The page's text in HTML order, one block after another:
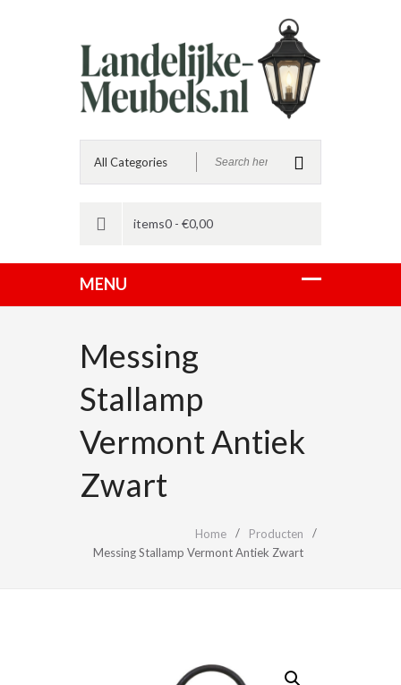
items0 - €0,00
Messing
Stallamp
Vermont Antiek
Zwart
Home
Producten
Messing Stallamp Vermont Antiek Zwart